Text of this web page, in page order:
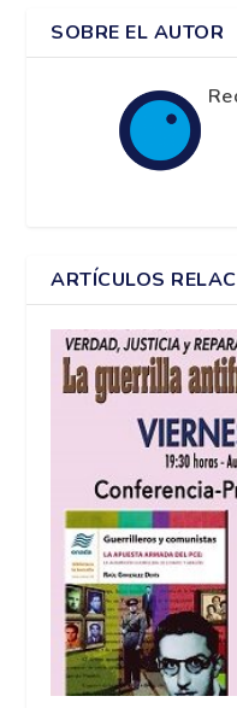
SOBRE EL AUTOR
ARTÍCULOS